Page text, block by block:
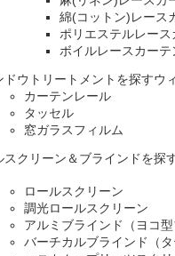
綿(コットン)レース
ポリエステルレース
ボイルレースカーテ
ウ
カーテンレール
タッセル
窓ガラスフィルム
ロールスクリーン
調光ロールスクリーン
アルミブラインド（ヨコ型
バーチカルブラインド（タ